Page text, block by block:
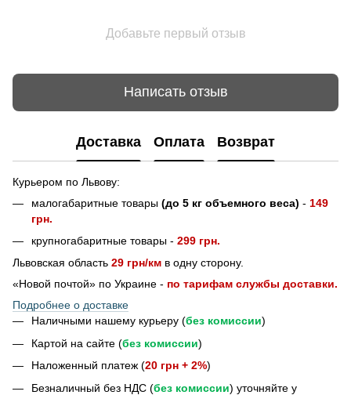
Добавьте первый отзыв
Написать отзыв
Доставка Оплата Возврат
Курьером по Львову:
малогабаритные товары (до 5 кг объемного веса) - 149
грн.
крупногабаритные товары - 299 грн.
Львовская область 29 грн/км в одну сторону.
«Новой почтой» по Украине - по тарифам службы доставки.
Подробнее о доставке
Наличными нашему курьеру (без комиссии)
Картой на сайте (без комиссии)
Наложенный платеж (20 грн + 2%)
Безналичный без НДС (без комиссии) уточняйте у